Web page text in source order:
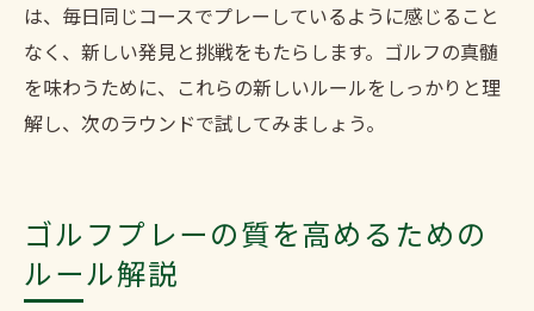
は、毎日同じコースでプレーしているように感じること
なく、新しい発見と挑戦をもたらします。ゴルフの真髄
を味わうために、これらの新しいルールをしっかりと理
解し、次のラウンドで試してみましょう。
ゴルフプレーの質を高めるための
ルール解説